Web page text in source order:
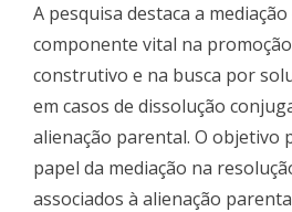
A pesquisa destaca a
componente vital na
construtivo e na busca por
em casos de dissolução
alienação parental. O objetivo
papel da mediação na
associados à alienação